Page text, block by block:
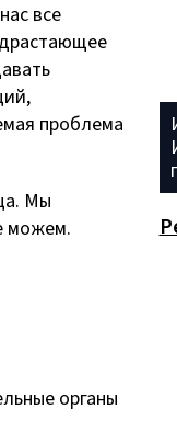
все
проблема
Мы
можем.
органы